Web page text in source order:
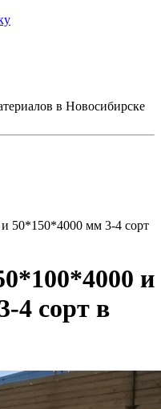
в Новосибирске
50*150*4000 мм 3-4 сорт
и
4 сорт в